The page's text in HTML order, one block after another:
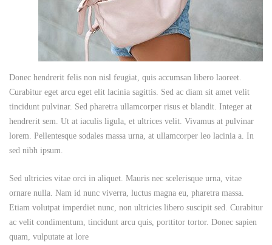
Donec hendrerit felis non nisl feugiat, quis accumsan libero laoreet.
Curabitur eget arcu eget elit lacinia sagittis. Sed ac diam sit amet velit
tincidunt pulvinar. Sed pharetra ullamcorper risus et blandit. Integer at
hendrerit sem. Ut at iaculis ligula, et ultrices velit. Vivamus at pulvinar
lorem. Pellentesque sodales massa urna, at ullamcorper leo lacinia a. In
sed nibh ipsum.
Sed ultricies vitae orci in aliquet. Mauris nec scelerisque urna, vitae
ornare nulla. Nam id nunc viverra, luctus magna eu, pharetra massa.
Etiam volutpat imperdiet nunc, non ultricies libero suscipit sed. Curabitur
ac velit condimentum, tincidunt arcu quis, porttitor tortor. Donec sapien
quam, vulputate at lore